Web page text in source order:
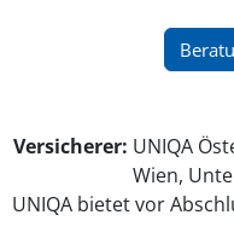
(öffnet in neuem Fenster)
Versicherer: UNIQA
Wien,
UNIQA bietet vor